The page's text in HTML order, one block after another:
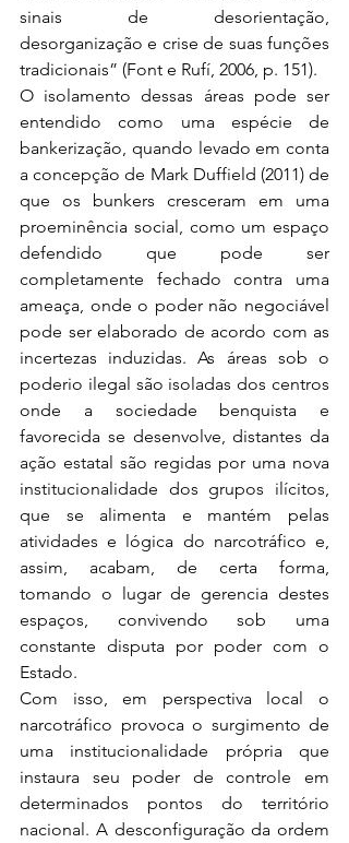
sinais de desorientação,
desorganização e crise de suas funções
tradicionais” (Font e Rufí, 2006, p. 151).
O isolamento dessas áreas pode ser
entendido como uma espécie de
bankerização, quando levado em conta
a concepção de Mark Duffield (2011) de
que os bunkers cresceram em uma
proeminência social, como um espaço
defendido que pode ser
completamente fechado contra uma
ameaça, onde o poder não negociável
pode ser elaborado de acordo com as
incertezas induzidas. As áreas sob o
poderio ilegal são isoladas dos centros
onde a sociedade benquista e
favorecida se desenvolve, distantes da
ação estatal são regidas por uma nova
institucionalidade dos grupos ilícitos,
que se alimenta e mantém pelas
atividades e lógica do narcotráfico e,
assim, acabam, de certa forma,
tomando o lugar de gerencia destes
espaços, convivendo sob uma
constante disputa por poder com o
Estado.
Com isso, em perspectiva local o
narcotráfico provoca o surgimento de
uma institucionalidade própria que
instaura seu poder de controle em
determinados pontos do território
nacional. A desconfiguração da ordem